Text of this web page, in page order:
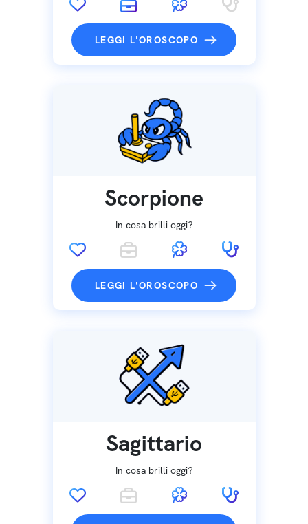
LEGGI L'OROSCOPO
Scorpione
In cosa brilli oggi?
LEGGI L'OROSCOPO
Sagittario
In cosa brilli oggi?